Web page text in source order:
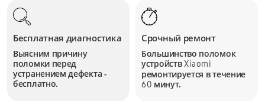
Бесплатная диагностика
Выясним причину
поломки перед
устранением дефекта -
бесплатно.
Срочный ремонт
Большинство поломок
устройствXiaomi
ремонтируется в течение
60 минут.